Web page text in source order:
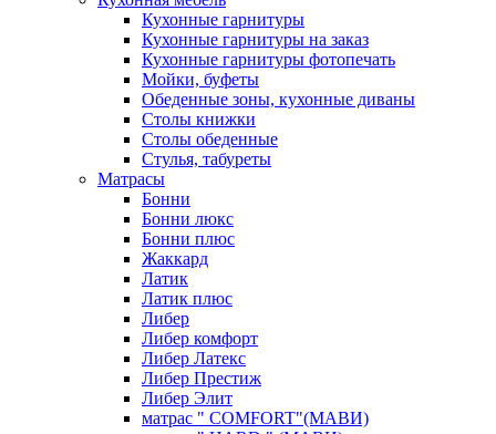
Кухонные гарнитуры
Кухонные гарнитуры на заказ
Кухонные гарнитуры фотопечать
Мойки, буфеты
Обеденные зоны, кухонные диваны
Столы книжки
Столы обеденные
Стулья, табуреты
Матрасы
Бонни
Бонни люкс
Бонни плюс
Жаккард
Латик
Латик плюс
Либер
Либер комфорт
Либер Латекс
Либер Престиж
Либер Элит
матрас " COMFORT"(МАВИ)